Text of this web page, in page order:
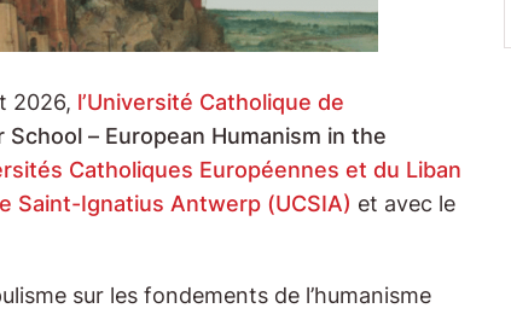
2026, l’Université Catholique de
School – European Humanism in the
Catholiques Européennes et du Liban
Saint-Ignatius Antwerp (UCSIA) et avec le
sur les fondements de l’humanisme